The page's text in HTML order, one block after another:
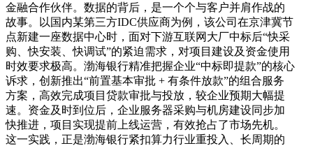
金融合作伙伴。数据的背后，是一个个与客户并肩作战的
故事。以国内某第三方IDC供应商为例，该公司在京津冀节
点新建一座数据中心时，面对下游互联网大厂中标后“快采
购、快安装、快调试”的紧迫需求，对项目建设及资金使用
时效要求极高。渤海银行精准把握企业“中标即提款”的核心
诉求，创新推出“前置基本审批 + 有条件放款”的组合服务
方案，高效完成项目贷款审批与投放，较企业预期大幅提
速。资金及时到位后，企业服务器采购与机房建设同步加
快推进，项目实现提前上线运营，有效抢占了市场先机。
这一实践，正是渤海银行紧扣算力行业重投入、长周期的